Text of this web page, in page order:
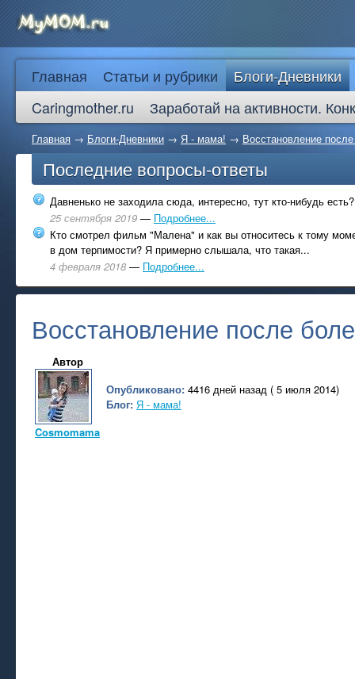
Главная Статьи и рубрики
Блоги-Дневники
Caringmother.ru
Заработай на активности.
Главная → Блоги-Дневники → Я - мама! → Восстановление
Последние вопросы-ответы
Давненько не заходила сюда, интересно, тут кто-нибудь есть?
25 сентября 2019 — Подробнее...
Кто смотрел фильм "Малена" и как вы относитесь к тому
в дом терпимости? Я примерно слышала, что такая...
4 февраля 2018 — Подробнее...
Восстановление после
Автор
Cosmomama
Опубликовано: 4416 дней назад ( 5 июля 2014)
Блог: Я - мама!